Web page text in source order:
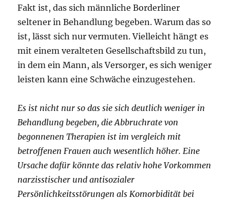
Fakt ist, das sich männliche Borderliner
seltener in Behandlung begeben. Warum das so
ist, lässt sich nur vermuten. Vielleicht hängt es
mit einem veralteten Gesellschaftsbild zu tun,
in dem ein Mann, als Versorger, es sich weniger
leisten kann eine Schwäche einzugestehen.
Es ist nicht nur so das sie sich deutlich weniger in
Behandlung begeben, die Abbruchrate von
begonnenen Therapien ist im vergleich mit
betroffenen Frauen auch wesentlich höher. Eine
Ursache dafür könnte das relativ hohe Vorkommen
narzisstischer und antisozialer
Persönlichkeitsstörungen als Komorbidität bei